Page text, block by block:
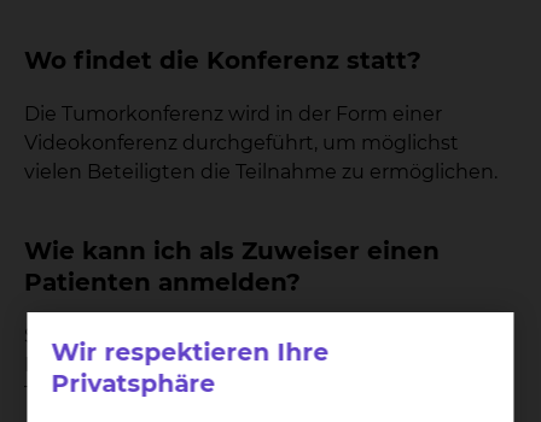
Wo findet die Konferenz statt?
Die Tumorkonferenz wird in der Form einer
Videokonferenz durchgeführt, um möglichst
vielen Beteiligten die Teilnahme zu ermöglichen.
Wie kann ich als Zuweiser einen
Patienten anmelden?
Sie als Zuweiser haben jederzeit die Möglichkeit,
Ihre Patientinnen und Patienten zu einer
Tumorkonferenz anzumelden.
Wir respektieren Ihre
Privatsphäre